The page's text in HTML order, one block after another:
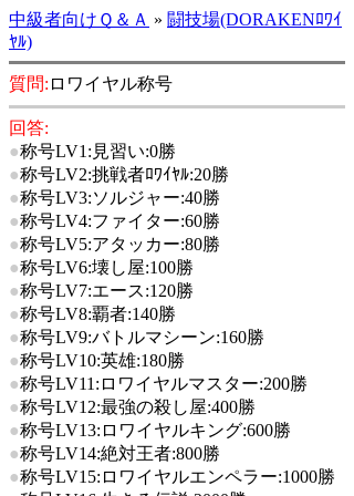
中級者向けＱ＆Ａ » 闘技場(DORAKENﾛﾜｲ
ﾔﾙ)
質問: ロワイヤル称号
回答:
●称号LV1:見習い:0勝
●称号LV2:挑戦者ﾛﾜｲﾔﾙ:20勝
●称号LV3:ソルジャー:40勝
●称号LV4:ファイター:60勝
●称号LV5:アタッカー:80勝
●称号LV6:壊し屋:100勝
●称号LV7:エース:120勝
●称号LV8:覇者:140勝
●称号LV9:バトルマシーン:160勝
●称号LV10:英雄:180勝
●称号LV11:ロワイヤルマスター:200勝
●称号LV12:最強の殺し屋:400勝
●称号LV13:ロワイヤルキング:600勝
●称号LV14:絶対王者:800勝
●称号LV15:ロワイヤルエンペラー:1000勝